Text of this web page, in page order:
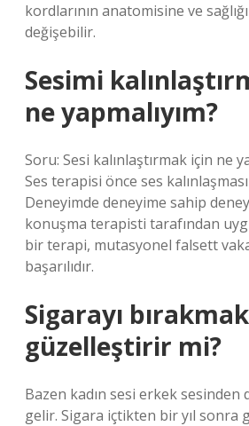
kordlarının anatomisine ve
değişebilir.
Sesimi
ne yapmalıyım?
Soru: Sesi kalınlaştırmak için ne
Ses terapisi önce ses
Deneyimde deneyime sahip
konuşma terapisti tarafından
bir terapi, mutasyonel falsett
başarılıdır.
Sigarayı
güzelleştirir mi?
Bazen kadın sesi erkek sesinden
gelir. Sigara içtikten bir yıl sonra